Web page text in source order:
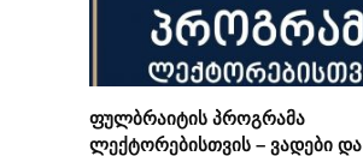
ფულბრაიტის პროგრამა
ლექტორებისთვის – ვადები და